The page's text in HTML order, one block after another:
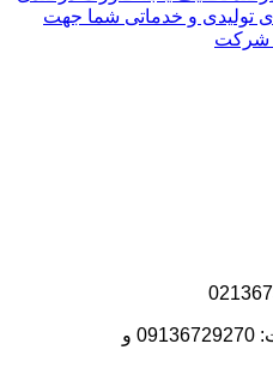
تولیدی و خدماتی شما جهت
شرکت
شماره های همراه مدیریت شرکت: 09136729270 و